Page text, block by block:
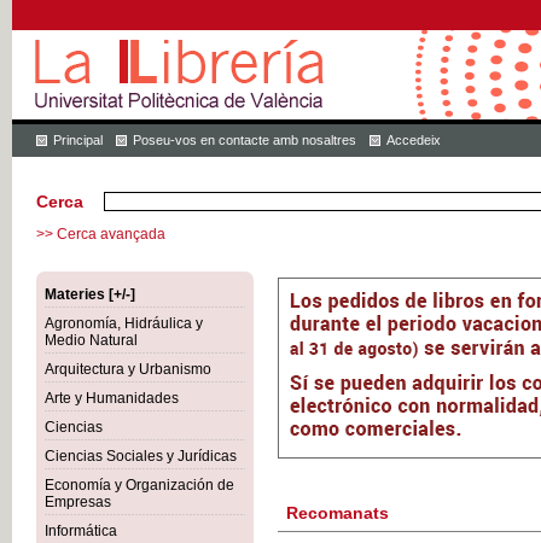
Principal Poseu-vos en contacte amb nosaltres Accedeix
Cerca
>> Cerca avançada
Materies [+/-]
Agronomía, Hidráulica y
Medio Natural
Arquitectura y Urbanismo
Arte y Humanidades
Ciencias
Ciencias Sociales y Jurídicas
Economía y Organización de
Empresas
Informática
Recomanats